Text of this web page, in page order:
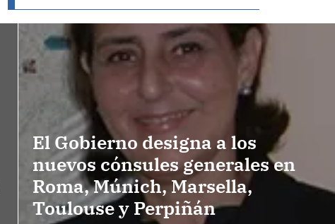
El Gobierno designa a los
nuevos cónsules generales en
Roma, Múnich, Marsella,
Toulouse y Perpiñán